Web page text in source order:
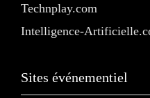
Technplay.com
Intelligence-
Sites événementiel